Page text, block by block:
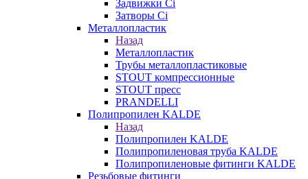
Задвижки Ci
Затворы Ci
Металлопластик
Назад
Металлопластик
Трубы металлопластиковые
STOUT компрессионные
STOUT пресс
PRANDELLI
Полипропилен KALDE
Назад
Полипропилен KALDE
Полипропиленовая труба KALDE
Полипропиленовые фитинги KALDE
Резьбовые фитинги